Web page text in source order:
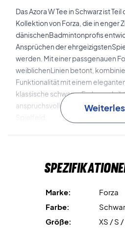
Das Azora W Tee in Schwarz ist
Kollektion von Forza, die in enger
dänischenBadmintonprofis
Ansprüchen der
werden. Mit einer passgenauen
weiblichenLinien betont,
Funktionalität mit einem
klassische schwarze Farbe
anspruchsvollenund
umweltfreundliche Optionfür
integrierteDryForze-Technologie
bleiben, sodass Sie sich voll auf Ihr
konzentrierenkönnen.
Marke:
Forza
Farbe:
Größe:
XS / S /